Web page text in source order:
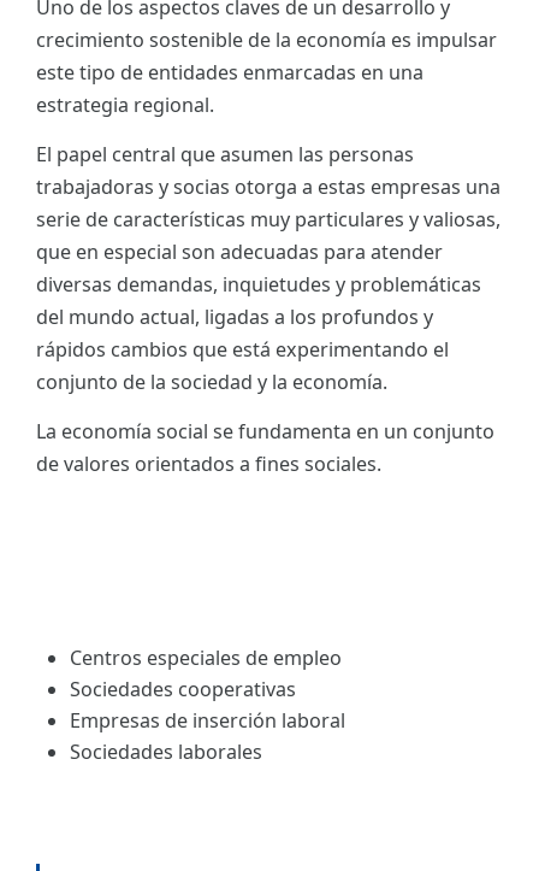
Uno de los aspectos claves de un desarrollo y
crecimiento sostenible de la economía es impulsar
este tipo de entidades enmarcadas en una
estrategia regional.
El papel central que asumen las personas
trabajadoras y socias otorga a estas empresas una
serie de características muy particulares y valiosas,
que en especial son adecuadas para atender
diversas demandas, inquietudes y problemáticas
del mundo actual, ligadas a los profundos y
rápidos cambios que está experimentando el
conjunto de la sociedad y la economía.
La economía social se fundamenta en un conjunto
de valores orientados a fines sociales.
Centros especiales de empleo
Sociedades cooperativas
Empresas de inserción laboral
Sociedades laborales